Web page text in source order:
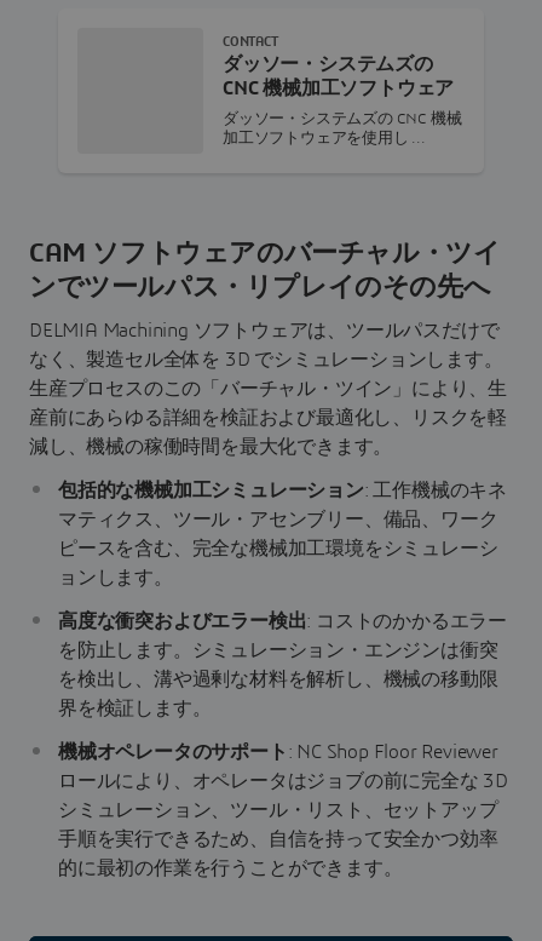
CONTACT
ダッソー・システムズの
CNC 機械加工ソフトウェア
ダッソー・システムズの CNC 機械
加工ソフトウェアを使用し ...
CAM ソフトウェアのバーチャル・ツイ
ンでツールパス・リプレイのその先へ
DELMIA Machining ソフトウェアは、ツールパスだけで
なく、製造セル全体を 3D でシミュレーションします。
生産プロセスのこの「バーチャル・ツイン」により、生
産前にあらゆる詳細を検証および最適化し、リスクを軽
減し、機械の稼働時間を最大化できます。
包括的な機械加工シミュレーション: 工作機械のキネ
マティクス、ツール・アセンブリー、備品、ワーク
ピースを含む、完全な機械加工環境をシミュレーシ
ョンします。
高度な衝突およびエラー検出: コストのかかるエラー
を防止します。シミュレーション・エンジンは衝突
を検出し、溝や過剰な材料を解析し、機械の移動限
界を検証します。
機械オペレータのサポート : NC Shop Floor Reviewer
ロールにより、オペレータはジョブの前に完全な 3D
シミュレーション、ツール・リスト、セットアップ
手順を実行できるため、自信を持って安全かつ効率
的に最初の作業を行うことができます。